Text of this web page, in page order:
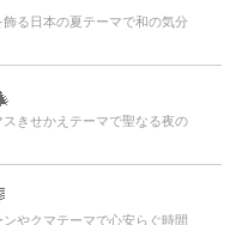
る日本の夏テーマで和の気分
きせかえテーマで聖なる夜の
やクマテーマで心安らぐ時間